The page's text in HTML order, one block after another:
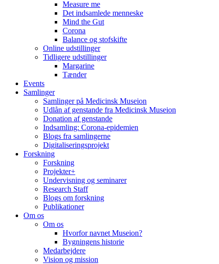
Measure me
Det indsamlede menneske
Mind the Gut
Corona
Balance og stofskifte
Online udstillinger
Tidligere udstillinger
Margarine
Tænder
Events
Samlinger
Samlinger på Medicinsk Museion
Udlån af genstande fra Medicinsk Museion
Donation af genstande
Indsamling: Corona-epidemien
Blogs fra samlingerne
Digitaliseringsprojekt
Forskning
Forskning
Projekter+
Undervisning og seminarer
Research Staff
Blogs om forskning
Publikationer
Om os
Om os
Hvorfor navnet Museion?
Bygningens historie
Medarbejdere
Vision og mission